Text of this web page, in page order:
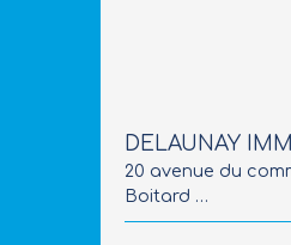
DELAUNAY
20 avenue du
Boitard
44380 Pornichet